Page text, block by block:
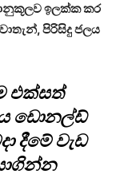
ඉලක්ක කර
පිරිසිදු ජලය
එක්සත්
ඩොනල්ඩ්
දීමේ වැඩ